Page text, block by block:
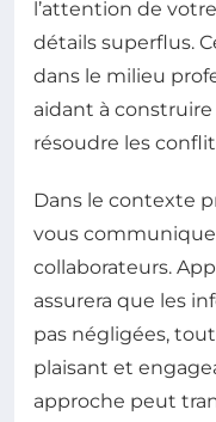
l’attention de
détails superflus.
dans le milieu
aidant à
résoudre les
Dans le contexte
vous
collaborateurs.
assurera que les
pas négligées,
plaisant et
approche peut